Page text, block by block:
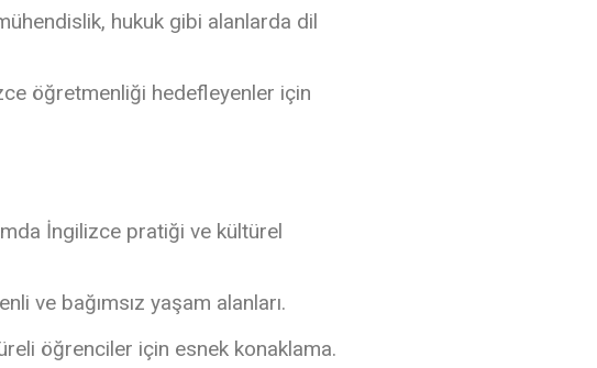
hukuk gibi alanlarda dil
öğretmenliği hedefleyenler için
İngilizce pratiği ve kültürel
ve bağımsız yaşam alanları.
öğrenciler için esnek konaklama.